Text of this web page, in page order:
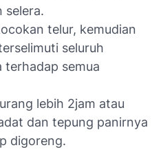
selera.
telur, kemudian
seluruh
terhadap semua
lebih 2jam atau
dan tepung panirnya
digoreng.